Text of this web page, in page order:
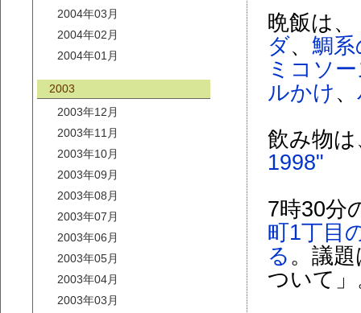
2004年03月
2004年02月
2004年01月
2003
2003年12月
2003年11月
2003年10月
2003年09月
2003年08月
2003年07月
2003年06月
2003年05月
2003年04月
2003年03月
晩飯は、
ダ、 鯛
ミコソ
ルかけ 、
飲み物は
1998"
7時30分
町1丁目
る 。議
ついて」